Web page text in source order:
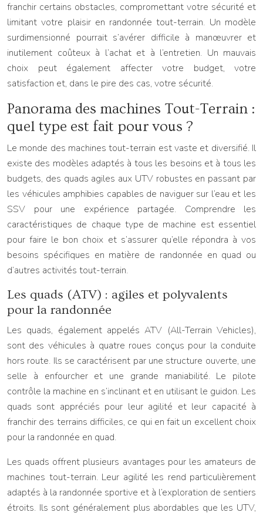
franchir certains obstacles, compromettant votre sécurité et
limitant votre plaisir en randonnée tout-terrain. Un modèle
surdimensionné pourrait s’avérer difficile à manœuvrer et
inutilement coûteux à l’achat et à l’entretien. Un mauvais
choix peut également affecter votre budget, votre
satisfaction et, dans le pire des cas, votre sécurité.
Panorama des machines Tout-Terrain :
quel type est fait pour vous ?
Le monde des machines tout-terrain est vaste et diversifié. Il
existe des modèles adaptés à tous les besoins et à tous les
budgets, des quads agiles aux UTV robustes en passant par
les véhicules amphibies capables de naviguer sur l’eau et les
SSV pour une expérience partagée. Comprendre les
caractéristiques de chaque type de machine est essentiel
pour faire le bon choix et s’assurer qu’elle répondra à vos
besoins spécifiques en matière de randonnée en quad ou
d’autres activités tout-terrain.
Les quads (ATV) : agiles et polyvalents
pour la randonnée
Les quads, également appelés ATV (All-Terrain Vehicles),
sont des véhicules à quatre roues conçus pour la conduite
hors route. Ils se caractérisent par une structure ouverte, une
selle à enfourcher et une grande maniabilité. Le pilote
contrôle la machine en s’inclinant et en utilisant le guidon. Les
quads sont appréciés pour leur agilité et leur capacité à
franchir des terrains difficiles, ce qui en fait un excellent choix
pour la randonnée en quad.
Les quads offrent plusieurs avantages pour les amateurs de
machines tout-terrain. Leur agilité les rend particulièrement
adaptés à la randonnée sportive et à l’exploration de sentiers
étroits. Ils sont généralement plus abordables que les UTV,